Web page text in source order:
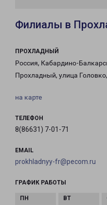
Филиалы в
ПРОХЛАДНЫЙ
Россия, Кабардино-
Прохладный, улица
на карте
ТЕЛЕФОН
8(86631) 7-01-71
EMAIL
prokhladnyy-fr@pecom.ru
ГРАФИК РАБОТЫ